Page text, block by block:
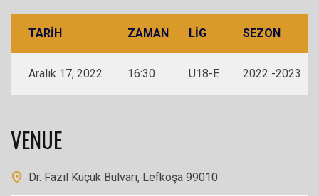
TARIH ZAMAN LIG SEZON
Aralık 17, 2022 16:30 U18-E 2022 -2023
VENUE
Dr. Fazıl Küçük Bulvarı, Lefkoşa 99010